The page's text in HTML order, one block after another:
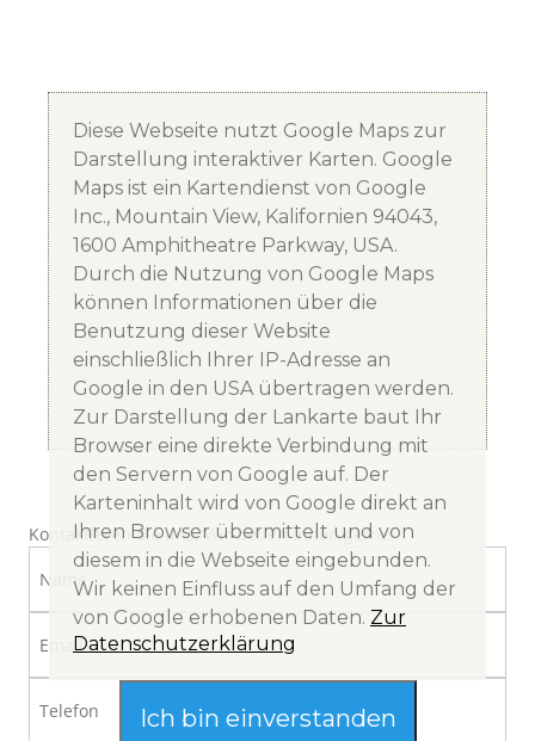
Diese Webseite nutzt Google Maps zur
Darstellung interaktiver Karten. Google
Maps ist ein Kartendienst von Google
Inc., Mountain View, Kalifornien 94043,
1600 Amphitheatre Parkway, USA.
Durch die Nutzung von Google Maps
können Informationen über die
Benutzung dieser Website
einschließlich Ihrer IP-Adresse an
Google in den USA übertragen werden.
Zur Darstellung der Lankarte baut Ihr
Browser eine direkte Verbindung mit
den Servern von Google auf. Der
Karteninhalt wird von Google direkt an
Ihren Browser übermittelt und von
diesem in die Webseite eingebunden.
Wir keinen Einfluss auf den Umfang der
von Google erhobenen Daten. Zur
Datenschutzerklärung
Ich bin einverstanden
Kontaktieren Sie uns. Wir helfen Ihnen gerne!